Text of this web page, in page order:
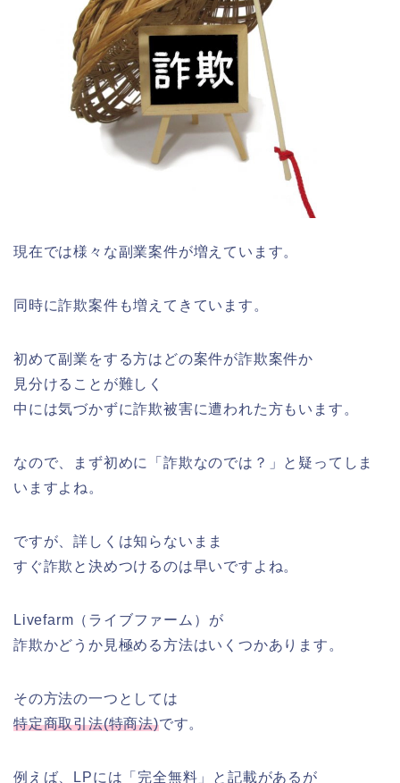
現在では様々な副業案件が増えています。
同時に詐欺案件も増えてきています。
初めて副業をする方はどの案件が詐欺案件か
見分けることが難しく
中には気づかずに詐欺被害に遭われた方もいます。
なので、まず初めに「詐欺なのでは？」と疑ってしま
いますよね。
ですが、詳しくは知らないまま
すぐ詐欺と決めつけるのは早いですよね。
Livefarm（ライブファーム）が
詐欺かどうか見極める方法はいくつかあります。
その方法の一つとしては
特定商取引法(特商法)です。
例えば、LPには「完全無料」と記載があるが